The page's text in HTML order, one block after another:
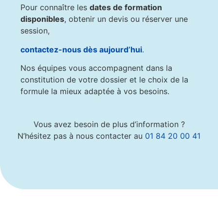
Pour connaître les dates de formation
disponibles, obtenir un devis ou réserver une
session,
contactez-nous dès aujourd’hui.
Nos équipes vous accompagnent dans la
constitution de votre dossier et le choix de la
formule la mieux adaptée à vos besoins.
Vous avez besoin de plus d’information ?
N’hésitez pas à nous contacter au 01 84 20 00 41